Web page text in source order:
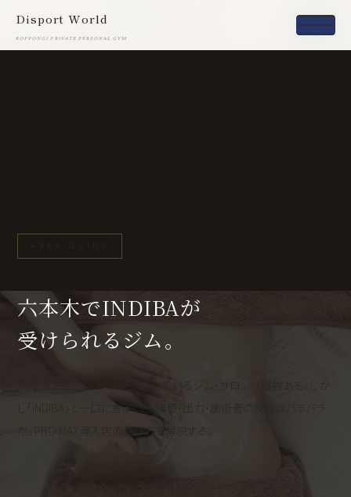
Disport World
ROPPONGI PRIVATE PERSONAL GYM
Disport World
ROPPONGI PRIVATE PERSONAL GYM
六本木でINDIBAが
受けられるジム。
し「INDIBA」と一口に言っても、機種・出力・施術者の技量はバラバラ
だ。PRO MAX導入店の選び方を解説する。